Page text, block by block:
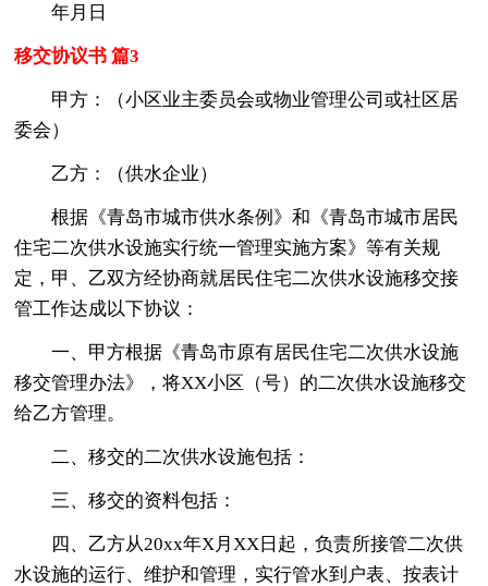
年月日
移交协议书 篇3
甲方：（小区业主委员会或物业管理公司或社区居
委会）
乙方：（供水企业）
根据《青岛市城市供水条例》和《青岛市城市居民
住宅二次供水设施实行统一管理实施方案》等有关规
定，甲、乙双方经协商就居民住宅二次供水设施移交接
管工作达成以下协议：
一、甲方根据《青岛市原有居民住宅二次供水设施
移交管理办法》，将XX小区（号）的二次供水设施移交
给乙方管理。
二、移交的二次供水设施包括：
三、移交的资料包括：
四、乙方从20xx年X月XX日起，负责所接管二次供
水设施的运行、维护和管理，实行管水到户表、按表计